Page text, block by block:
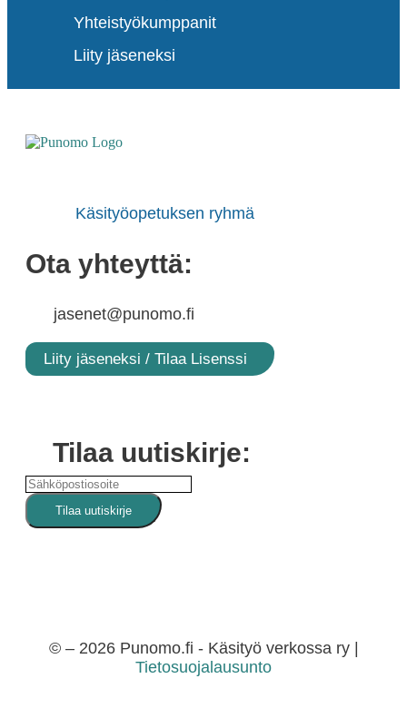
Yhteistyökumppanit
Liity jäseneksi
Käsityöopetuksen ryhmä
Ota yhteyttä:
jasenet@punomo.fi
Liity jäseneksi / Tilaa Lisenssi
Tilaa uutiskirje:
© – 2026 Punomo.fi - Käsityö verkossa ry |
Tietosuojalausunto